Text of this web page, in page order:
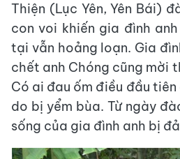
Thiện (Lục Yên, Yên Bái)
con voi khiến gia đình
tại vẫn hoảng loạn. Gia
chết anh Chóng cũng mời
Có ai đau ốm điều đầu
do bị yểm bùa. Từ ngày
sống của gia đình anh bị